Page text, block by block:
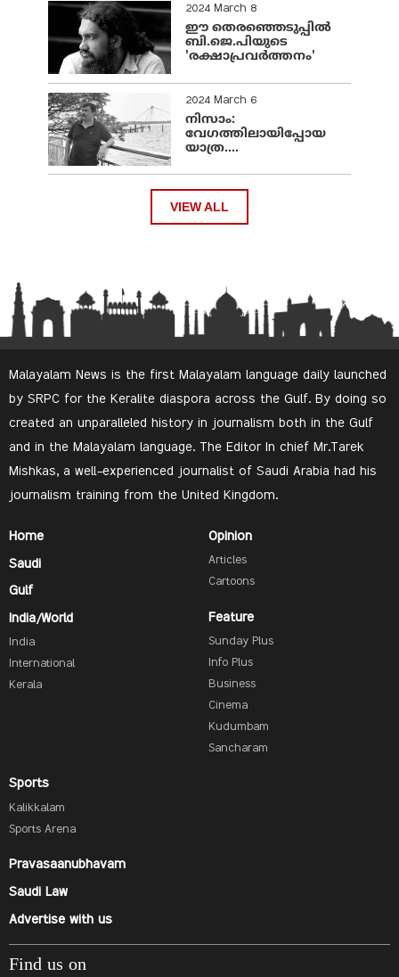
2024 March 8
ഈ തെരഞ്ഞെടുപ്പില്‍
ബി.ജെ.പിയുടെ
'രക്ഷാപ്രവര്‍ത്തനം'
2024 March 6
നിസാം:
വേഗത്തിലായിപ്പോയ
യാത്ര....
VIEW ALL
Malayalam News is the first Malayalam language daily launched
by SRPC for the Keralite diaspora across the Gulf. By doing so
created an unparalleled history in journalism both in the Gulf
and in the Malayalam language. The Editor In chief Mr.Tarek
Mishkas, a well-experienced journalist of Saudi Arabia had his
journalism training from the United Kingdom.
Home
Saudi
Gulf
India/World
India
International
Kerala
Opinion
Articles
Cartoons
Feature
Sunday Plus
Info Plus
Business
Cinema
Kudumbam
Sancharam
Sports
Kalikkalam
Sports Arena
Pravasaanubhavam
Saudi Law
Advertise with us
Find us on